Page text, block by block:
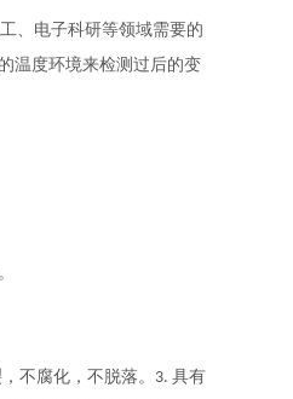
、电子科研等领域需要的
温度环境来检测过后的变
不腐化，不脱落。 3. 具有